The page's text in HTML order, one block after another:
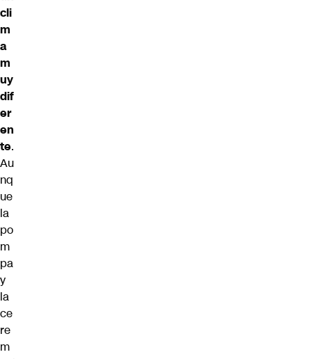
cli
m
a
m
uy
dif
er
en
te.
Au
nq
ue
la
po
m
pa
y
la
ce
re
m